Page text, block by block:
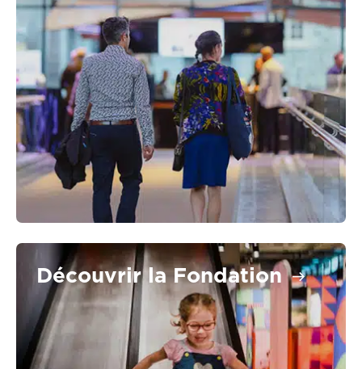
Découvrir la Fondation